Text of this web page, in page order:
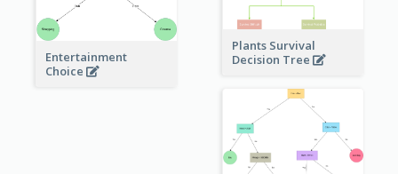
Entertainment
Choice
Plants Survival
Decision Tree